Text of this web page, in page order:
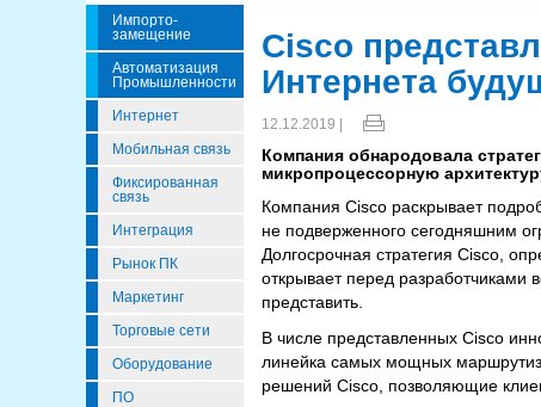
Импорто­
Замещение
Автоматизация
Промышленности
Интернет
Мобильная связь
Фиксированная
связь
Интеграция
Рынок ПК
Маркетинг
Торговые сети
Оборудование
ПО
Cisco
Интернета
12.12.2019 |
Компания обнародовала
микропроцессорную
Компания Cisco раскрывает
не подверженного сегодняшним
Долгосрочная стратегия Cisco,
открывает перед
представить.
В числе представленных Cisco
линейка самых мощных
решений Cisco, позволяющие